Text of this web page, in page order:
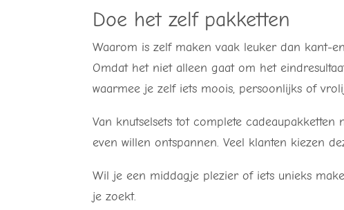
Doe het zelf pakketten
Waarom is zelf maken vaak leuker dan kant-
Omdat het niet alleen gaat om het
waarmee je zelf iets moois, persoonlijks of
Van knutselsets tot complete
even willen ontspannen. Veel klanten kiezen
Wil je een middagje plezier of iets unieks
je zoekt.